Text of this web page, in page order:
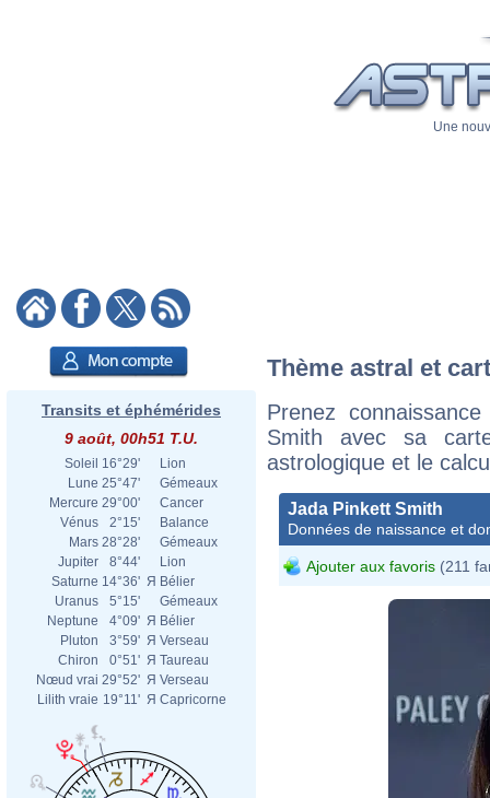
Une
Transits et éphémérides
9 août, 00h51 T.U.
Soleil 16°29'
Lion
Lune 25°47'
Gémeaux
Mercure 29°00'
Cancer
Vénus
2°15'
Balance
Mars 28°28'
Gémeaux
Jupiter
8°44'
Lion
Saturne 14°36' Я Bélier
Uranus
5°15'
Gémeaux
Neptune
4°09' Я Bélier
Pluton
3°59' Я Verseau
Chiron
0°51' Я Taureau
Nœud vrai 29°52' Я Verseau
Lilith vraie 19°11' Я Capricorne
Thème astral et
Prenez
Smith avec sa
astrologique et le
Jada Pinkett Smith
Données de naissance et
Ajouter aux favoris (211